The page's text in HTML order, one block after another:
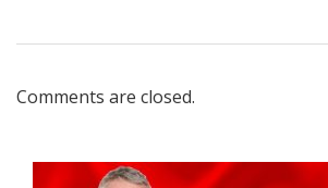
Comments are closed.